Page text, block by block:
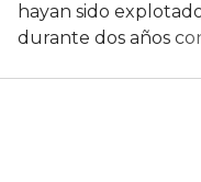
hayan sido
durante dos años